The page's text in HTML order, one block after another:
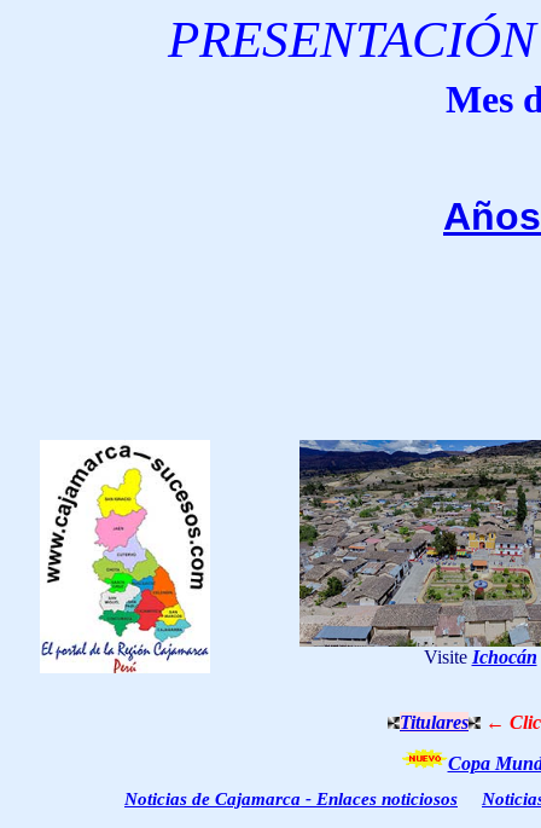
P
Mes
Visite Ichocán
Titulares
← Clic
Copa
Noticias de Cajamarca - Enlaces noticiosos